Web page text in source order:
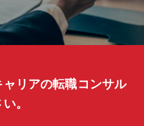
リアの転職コンサル
。